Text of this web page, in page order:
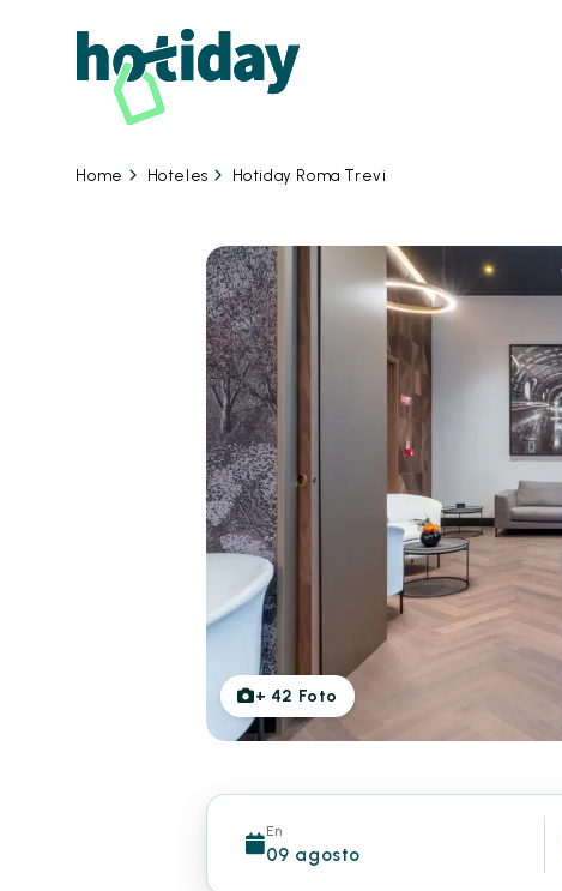
Home Hoteles Hotiday Roma Trevi
+ 42 Foto
En
09 agosto